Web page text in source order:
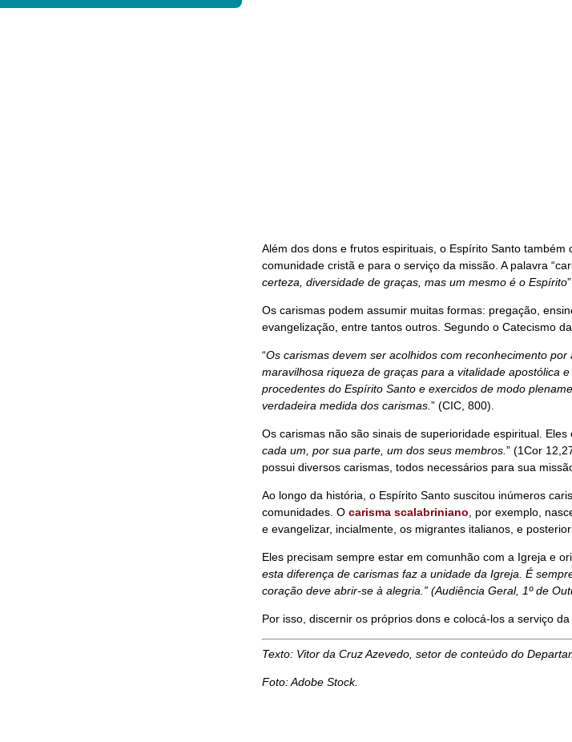
Além dos dons e frutos espirituais, o Espírito Santo
comunidade cristã e para o serviço da missão. A palavra
certeza, diversidade de graças, mas um mesmo é o Espírito”
Os carismas podem assumir muitas formas: pregação,
evangelização, entre tantos outros. Segundo o Catecismo
“Os carismas devem ser acolhidos com reconhecimento
maravilhosa riqueza de graças para a vitalidade apostólica
procedentes do Espírito Santo e exercidos de modo
verdadeira medida dos carismas.” (CIC, 800).
Os carismas não são sinais de superioridade espiritual.
cada um, por sua parte, um dos seus membros.” (1Cor
possui diversos carismas, todos necessários para sua
Ao longo da história, o Espírito Santo suscitou inúmeros
comunidades. O carisma scalabriniano, por exemplo,
e evangelizar, incialmente, os migrantes italianos, e
Eles precisam sempre estar em comunhão com a Igreja e
esta diferença de carismas faz a unidade da Igreja. É
coração deve abrir-se à alegria.” (Audiência Geral, 1º de
Por isso, discernir os próprios dons e colocá-los a serviço
Texto: Vitor da Cruz Azevedo, setor de conteúdo do
Foto: Adobe Stock.